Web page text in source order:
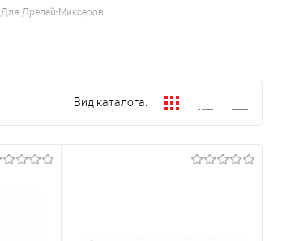
Для Дрелей-Миксеров
Вид каталога: